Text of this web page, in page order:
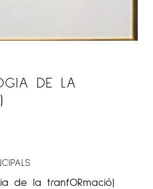
DE LA
de la tranfORmació)